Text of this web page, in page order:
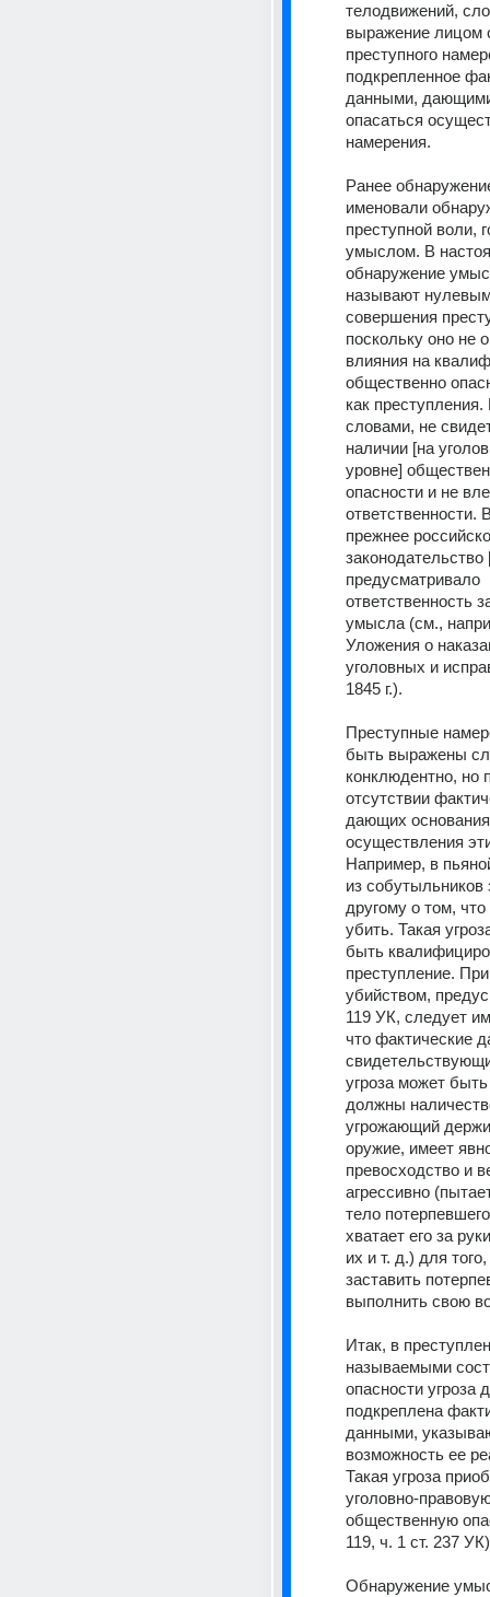
телодвижений,
выражение лицом
преступного
подкрепленное
данными,
опасаться
намерения.
Ранее
именовали
преступной воли,
умыслом. В
обнаружение
называют
совершения
поскольку оно не
влияния на
общественно
как
словами, не
наличии [на
уровне]
опасности и не
ответственности.
прежнее
законодательство
предусматривало
ответственность
умысла (см.,
Уложения о
уголовных и
1845 г.).
Преступные
быть выражены
конклюдентно, но
отсутствии
дающих
осуществления
Например, в
из собутыльников
другому о том,
убить. Такая
быть
преступление. При
убийством,
119 УК, следует
что фактические
угроза может
должны
угрожающий
оружие, имеет
превосходство и
агрессивно
тело
хватает его за
их и т. д.) для
заставить
выполнить свою
Итак, в
называемыми
опасности угроза
подкреплена
данными,
возможность ее
Такая угроза
уголовно-
общественную
119, ч. 1 ст. 237
Обнаружение